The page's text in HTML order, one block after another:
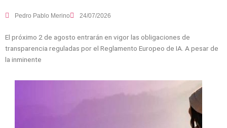
Pedro Pablo Merino 24/07/2026
El próximo 2 de agosto entrarán en vigor las obligaciones de
transparencia reguladas por el Reglamento Europeo de IA. A pesar de
la inminente